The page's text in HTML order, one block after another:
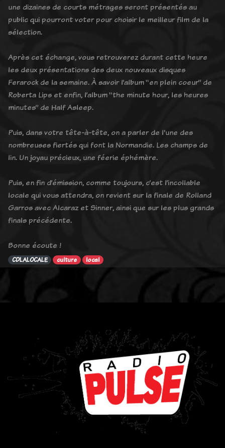
une dizaines de courts métrages seront présentés au
public qui pourront voter pour choisir le meilleur film de la
sélection.
Après cet échange, vous retrouverez durant cette heure
les deux présentations des deux nouveaux disques
Ferarock de la semaine. À savoir l’album “en plein coeur” de
Roberta Lips et enfin, l’album “the minute hour, les heures
minutes” de Half Asleep.
Puis, dans votre tête-à-tête, on a parler de l'une des
nombreuses fiertés qui font la Normandie. Les champs de
lin. Un joyau précieux, une féerie éphémère.
Puis, en fin d’émission, comme toujours, c’est l’incollable
locale qui vous attendra, on revient sur la finale de Rolland
Garros avec Alcaraz et Sinner, ainsi que sur les plus grands
finals précédente.
Bonne écoute !
CDLALOCALE culture local